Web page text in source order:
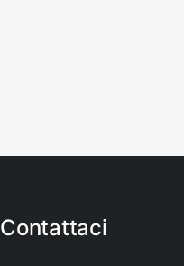
Contattaci